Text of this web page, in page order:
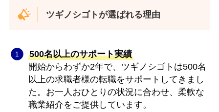
ツギノシゴトが選ばれる理由
500名以上のサポート実績
開始からわずか2年で、ツギノシゴトは500名
以上の求職者様の転職をサポートしてきまし
た。お一人おひとりの状況に合わせ、柔軟な
職業紹介をご提供しています。